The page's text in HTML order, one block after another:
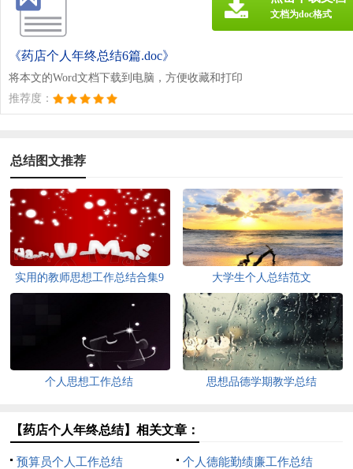
《药店个人年终总结6篇.doc》
将本文的Word文档下载到电脑，方便收藏和打印
推荐度：
文档为doc格式
总结图文推荐
实用的教师思想工作总结合集9
大学生个人总结范文
个人思想工作总结 思想品德学期教学总结
【药店个人年终总结】相关文章：
预算员个人工作总结 个人德能勤绩廉工作总结